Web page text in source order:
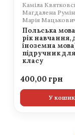
Каміла
Магдалена
Марія
Польська
рік навчання,
іноземна
підручник
класу
400,00
У кошик